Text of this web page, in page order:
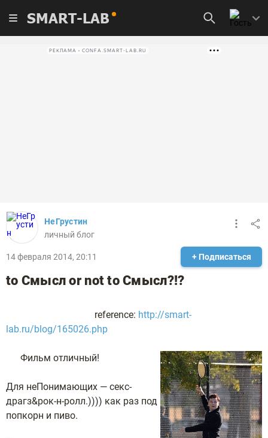
SMART-LAB
РЕКЛАМА • CONFA.SMART-LAB.RU
НеГрустин
личный блог
14 февраля 2014, 20:11 + Подписаться
to Смысл or not to Смысл?!?
reference: http://smart-
lab.ru/blog/165026.php
Фильм отличный!
Для неПонимающих — секс-
драгз&рок-н-ролл.)))) как раз под
попкорн и пиво.